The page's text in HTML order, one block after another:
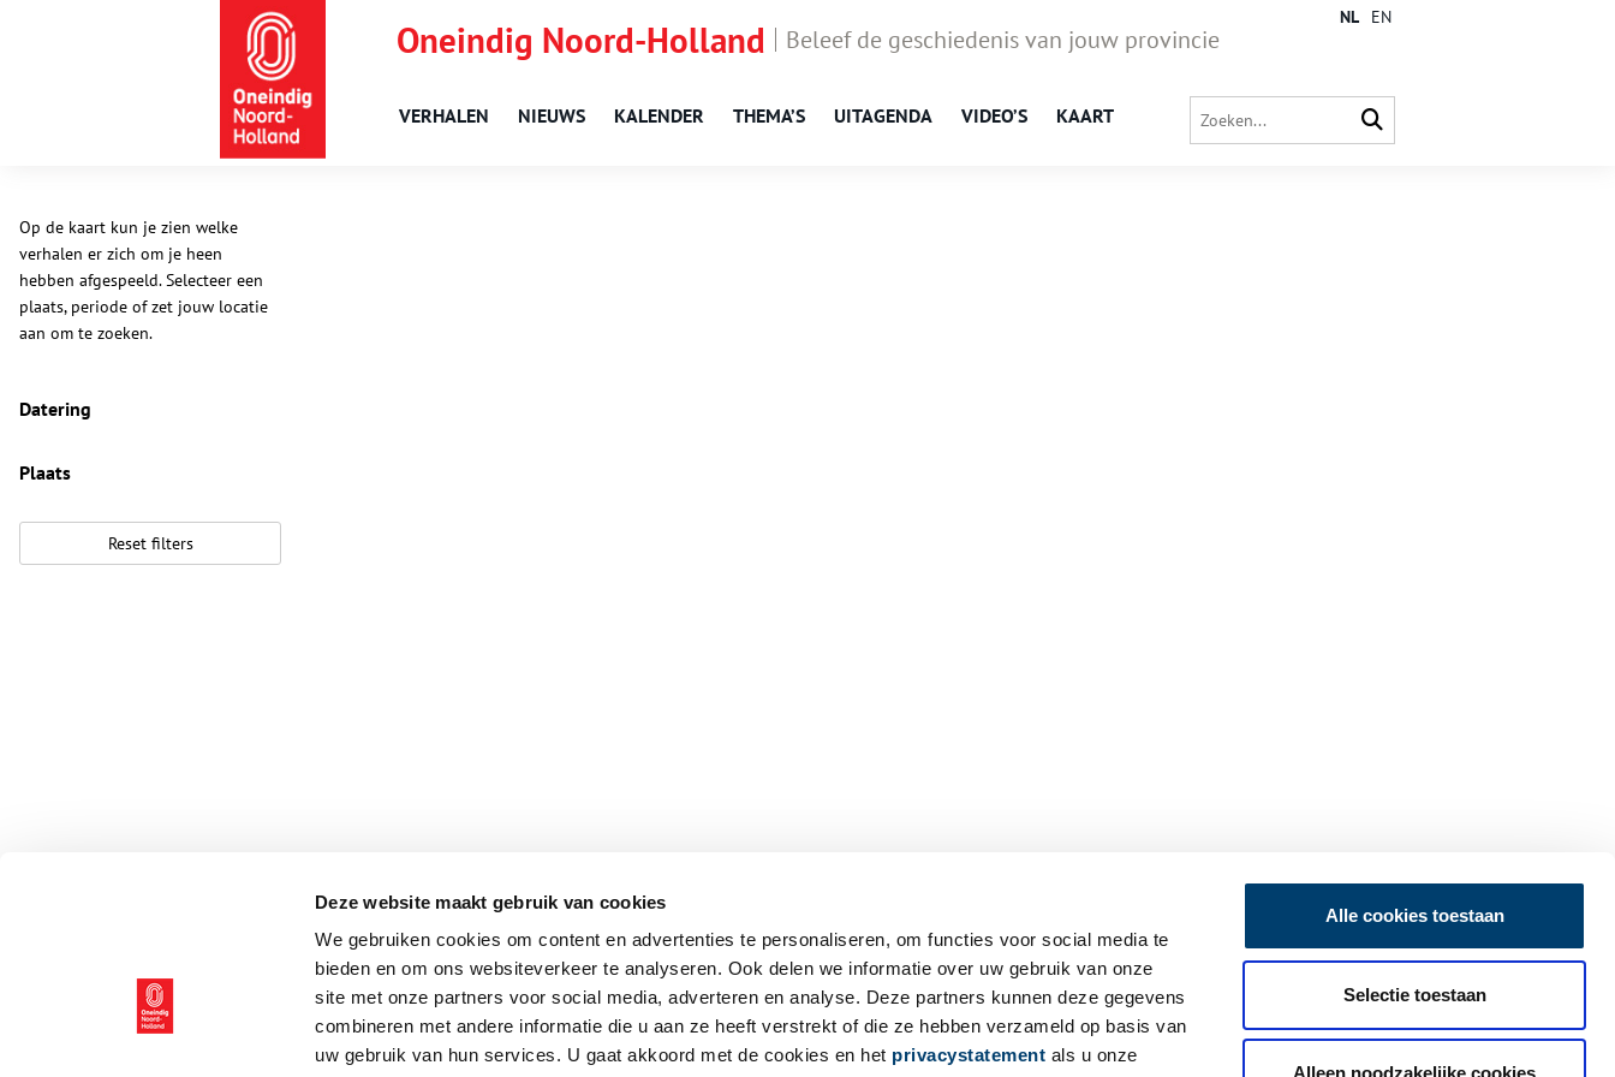
Deze website maakt gebruik van cookies
We gebruiken cookies om content en advertenties te personaliseren, om functies voor social media te
bieden en om ons websiteverkeer te analyseren. Ook delen we informatie over uw gebruik van onze
site met onze partners voor social media, adverteren en analyse. Deze partners kunnen deze gegevens
combineren met andere informatie die u aan ze heeft verstrekt of die ze hebben verzameld op basis van
uw gebruik van hun services. U gaat akkoord met de cookies en het privacystatement als u onze
Alle cookies toestaan
Selectie toestaan
Alleen noodzakelijke cookies
Oneindig Noord-Holland Beleef de geschiedenis van jouw provincie
VERHALEN NIEUWS KALENDER THEMA’S UITAGENDA VIDEO’S KAART
NL EN
Op de kaart kun je zien welke
verhalen er zich om je heen
hebben afgespeeld. Selecteer een
plaats, periode of zet jouw locatie
aan om te zoeken.
Datering
Plaats
Reset filters